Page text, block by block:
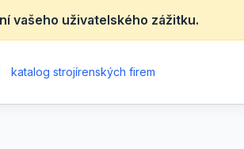
vašeho uživatelského zážitku.
katalog strojírenských firem